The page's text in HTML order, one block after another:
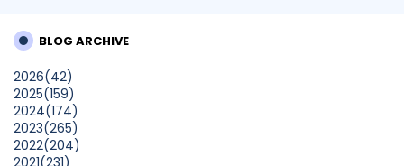
Pertama Kali Join Running Event, Thank You LEGO x KLCC!
Show All
BLOG ARCHIVE
2026(42)
2025(159)
2024(174)
2023(265)
2022(204)
2021(231)